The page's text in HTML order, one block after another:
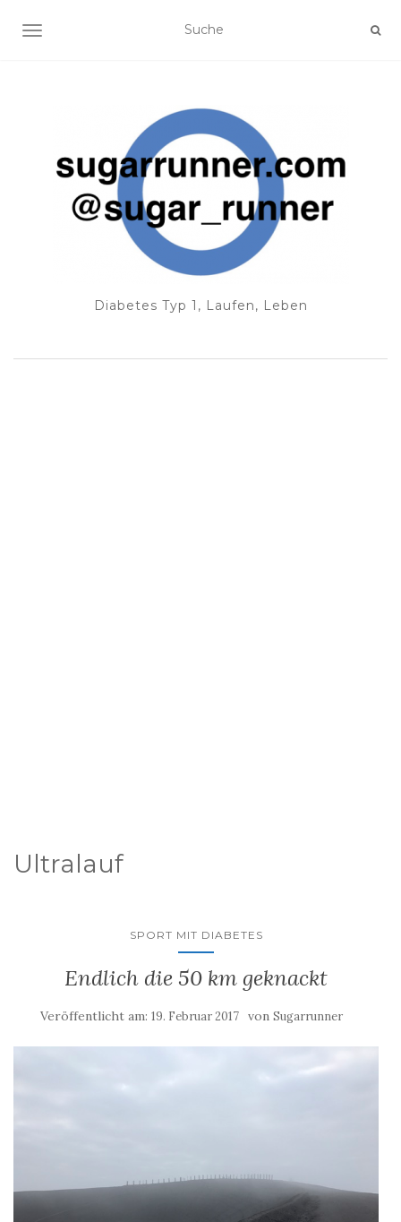
NAVIGATION EIN-/AUSSCHALTEN
Diabetes Typ 1, Laufen, Leben
Ultralauf
SPORT MIT DIABETES
Endlich die 50 km geknackt
Veröffentlicht am: 19. Februar 2017 von Sugarrunner